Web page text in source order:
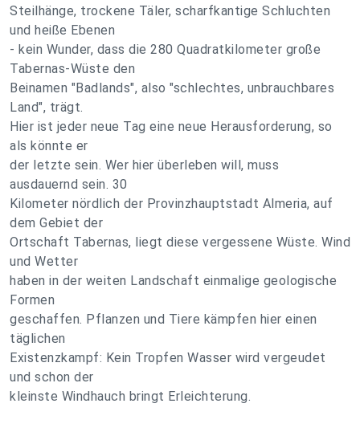
Steilhänge, trockene Täler, scharfkantige Schluchten
und heiße Ebenen
- kein Wunder, dass die 280 Quadratkilometer große
Tabernas-Wüste den
Beinamen "Badlands", also "schlechtes, unbrauchbares
Land", trägt.
Hier ist jeder neue Tag eine neue Herausforderung, so
als könnte er
der letzte sein. Wer hier überleben will, muss
ausdauernd sein. 30
Kilometer nördlich der Provinzhauptstadt Almeria, auf
dem Gebiet der
Ortschaft Tabernas, liegt diese vergessene Wüste. Wind
und Wetter
haben in der weiten Landschaft einmalige geologische
Formen
geschaffen. Pflanzen und Tiere kämpfen hier einen
täglichen
Existenzkampf: Kein Tropfen Wasser wird vergeudet
und schon der
kleinste Windhauch bringt Erleichterung.